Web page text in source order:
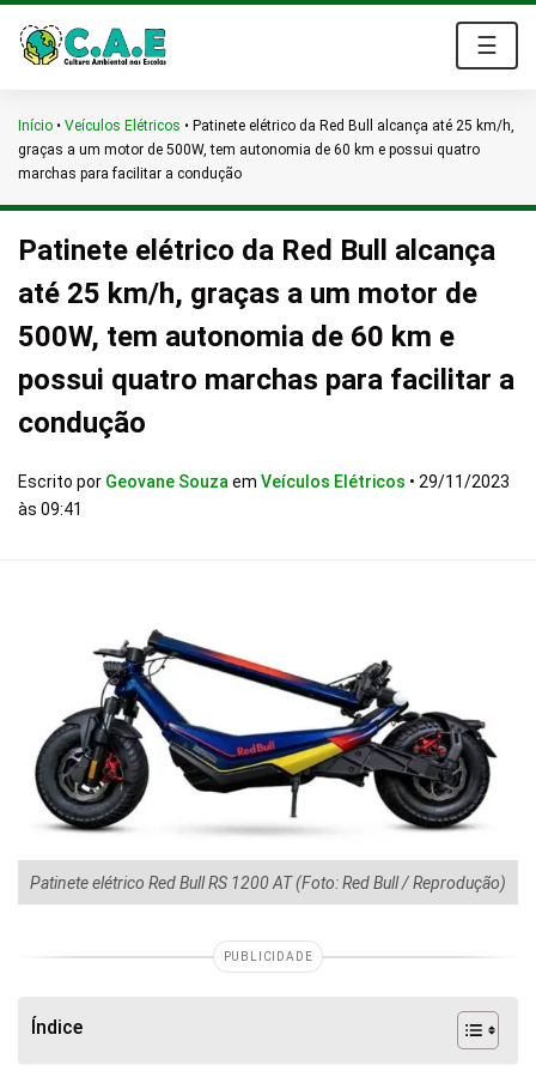
☰
Início • Veículos Elétricos • Patinete elétrico da Red Bull alcança até 25 km/h,
graças a um motor de 500W, tem autonomia de 60 km e possui quatro
marchas para facilitar a condução
Patinete elétrico da Red Bull alcança
até 25 km/h, graças a um motor de
500W, tem autonomia de 60 km e
possui quatro marchas para facilitar a
condução
Escrito por Geovane Souza em Veículos Elétricos • 29/11/2023
às 09:41
Patinete elétrico Red Bull RS 1200 AT (Foto: Red Bull / Reprodução)
PUBLICIDADE
Índice